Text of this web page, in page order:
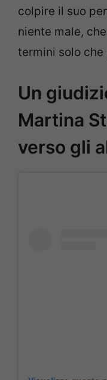
colpire il suo
niente male,
termini solo
Un
Martina
verso gli